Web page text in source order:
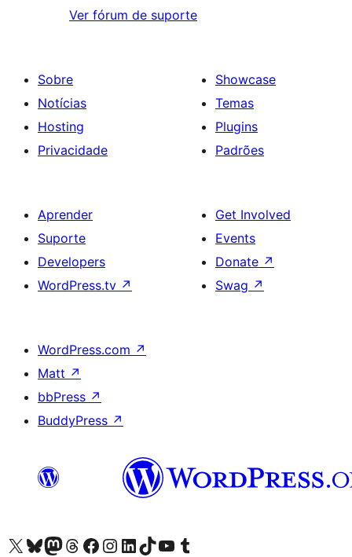
Ver fórum de suporte
Sobre
Notícias
Hosting
Privacidade
Showcase
Temas
Plugins
Padrões
Aprender
Suporte
Developers
WordPress.tv ↗
Get Involved
Events
Donate ↗
Swag ↗
WordPress.com ↗
Matt ↗
bbPress ↗
BuddyPress ↗
Visite a nossa conta X (antigo Twitter)
Visit our Bluesky account
Visit our Mastodon account
Visit our Threads account
Visite a nossa página do Facebook
Visite a nossa conta no Instagram
Visite a nossa conta no LinkedIn
Visit our TikTok account
Visit our YouTube channel
Visit our Tumblr account